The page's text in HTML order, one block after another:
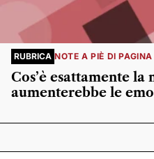
RUBRICA NOTE A PIÈ DI PAGINA
Cos’è esattamente la
aumenterebbe le